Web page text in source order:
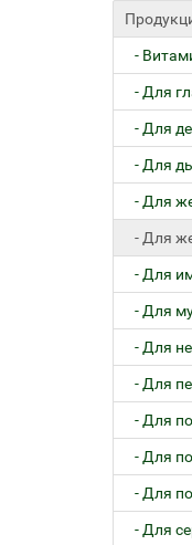
-
- Для
- Для
- Для
- Для
- Для
- Для
- Для
- Для
- Для
- Для
- Для
- Для
- Для